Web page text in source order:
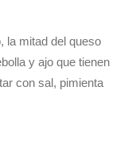
la mitad del queso
y ajo que tienen
con sal, pimienta